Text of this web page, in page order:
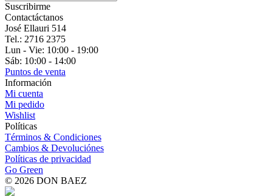
Suscribirme
Contactáctanos
José Ellauri 514
Tel.: 2716 2375
Lun - Vie: 10:00 - 19:00
Sáb: 10:00 - 14:00
Puntos de venta
Información
Mi cuenta
Mi pedido
Wishlist
Políticas
Términos & Condiciones
Cambios & Devoluciónes
Políticas de privacidad
Go Green
© 2026 DON BAEZ